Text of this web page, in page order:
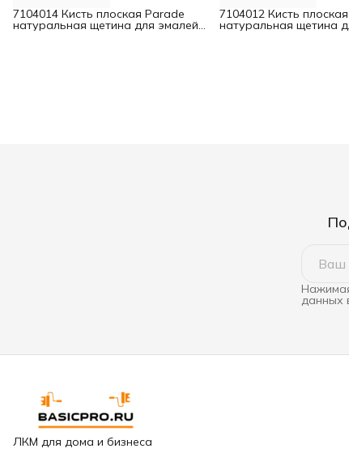
7104014 Кисть плоская Parade
натуральная щетина для эмалей
7104012 Кисть
натуральная щетина
данных
ЛКМ для дома и бизнеса